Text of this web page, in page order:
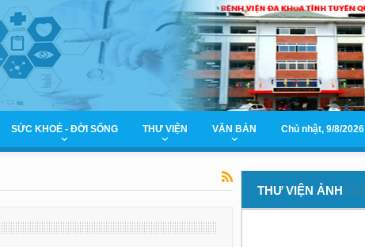
SỨC KHOẺ - ĐỜI SỐNG THƯ VIỆN VĂN BẢN Chủ nhật, 9/8/2026
THƯ VIỆN ẢNH